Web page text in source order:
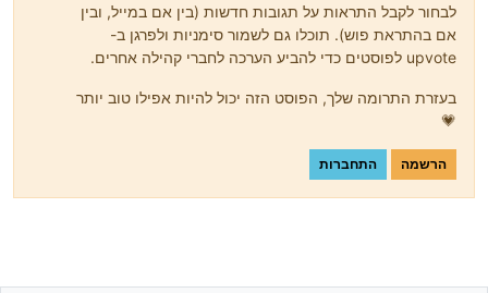
לבחור לקבל התראות על תגובות חדשות (בין אם במייל, ובין
אם בהתראת פוש). תוכלו גם לשמור סימניות ולפרגן ב-
upvote לפוסטים כדי להביע הערכה לחברי קהילה אחרים.
בעזרת התרומה שלך, הפוסט הזה יכול להיות אפילו טוב יותר
💗
הרשמה התחברות